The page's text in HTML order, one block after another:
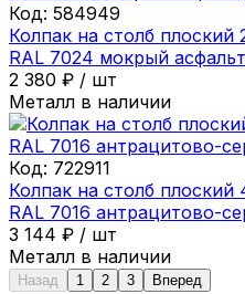
Код: 584949
Колпак на столб
RAL 7024 мокрый асфальт
2 380 ₽ / шт
Металл в наличии
Код: 722911
Колпак на столб
RAL 7016 антрацитово-
3 144 ₽ / шт
Металл в наличии
Назад 1 2 3 Вперед